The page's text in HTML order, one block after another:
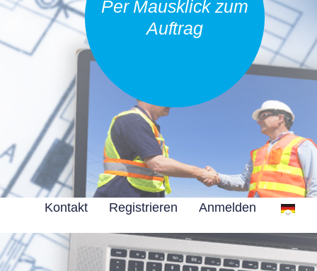
Per Mausklick zum
Auftrag
Kontakt Registrieren Anmelden